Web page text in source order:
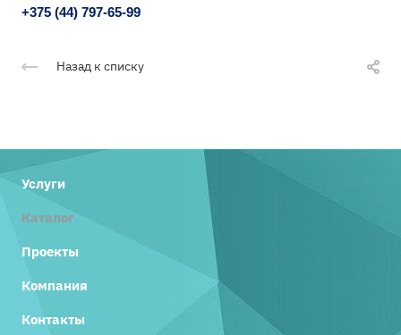
+375 (44) 797-65-99
Назад к списку
Услуги
Каталог
Проекты
Компания
Контакты